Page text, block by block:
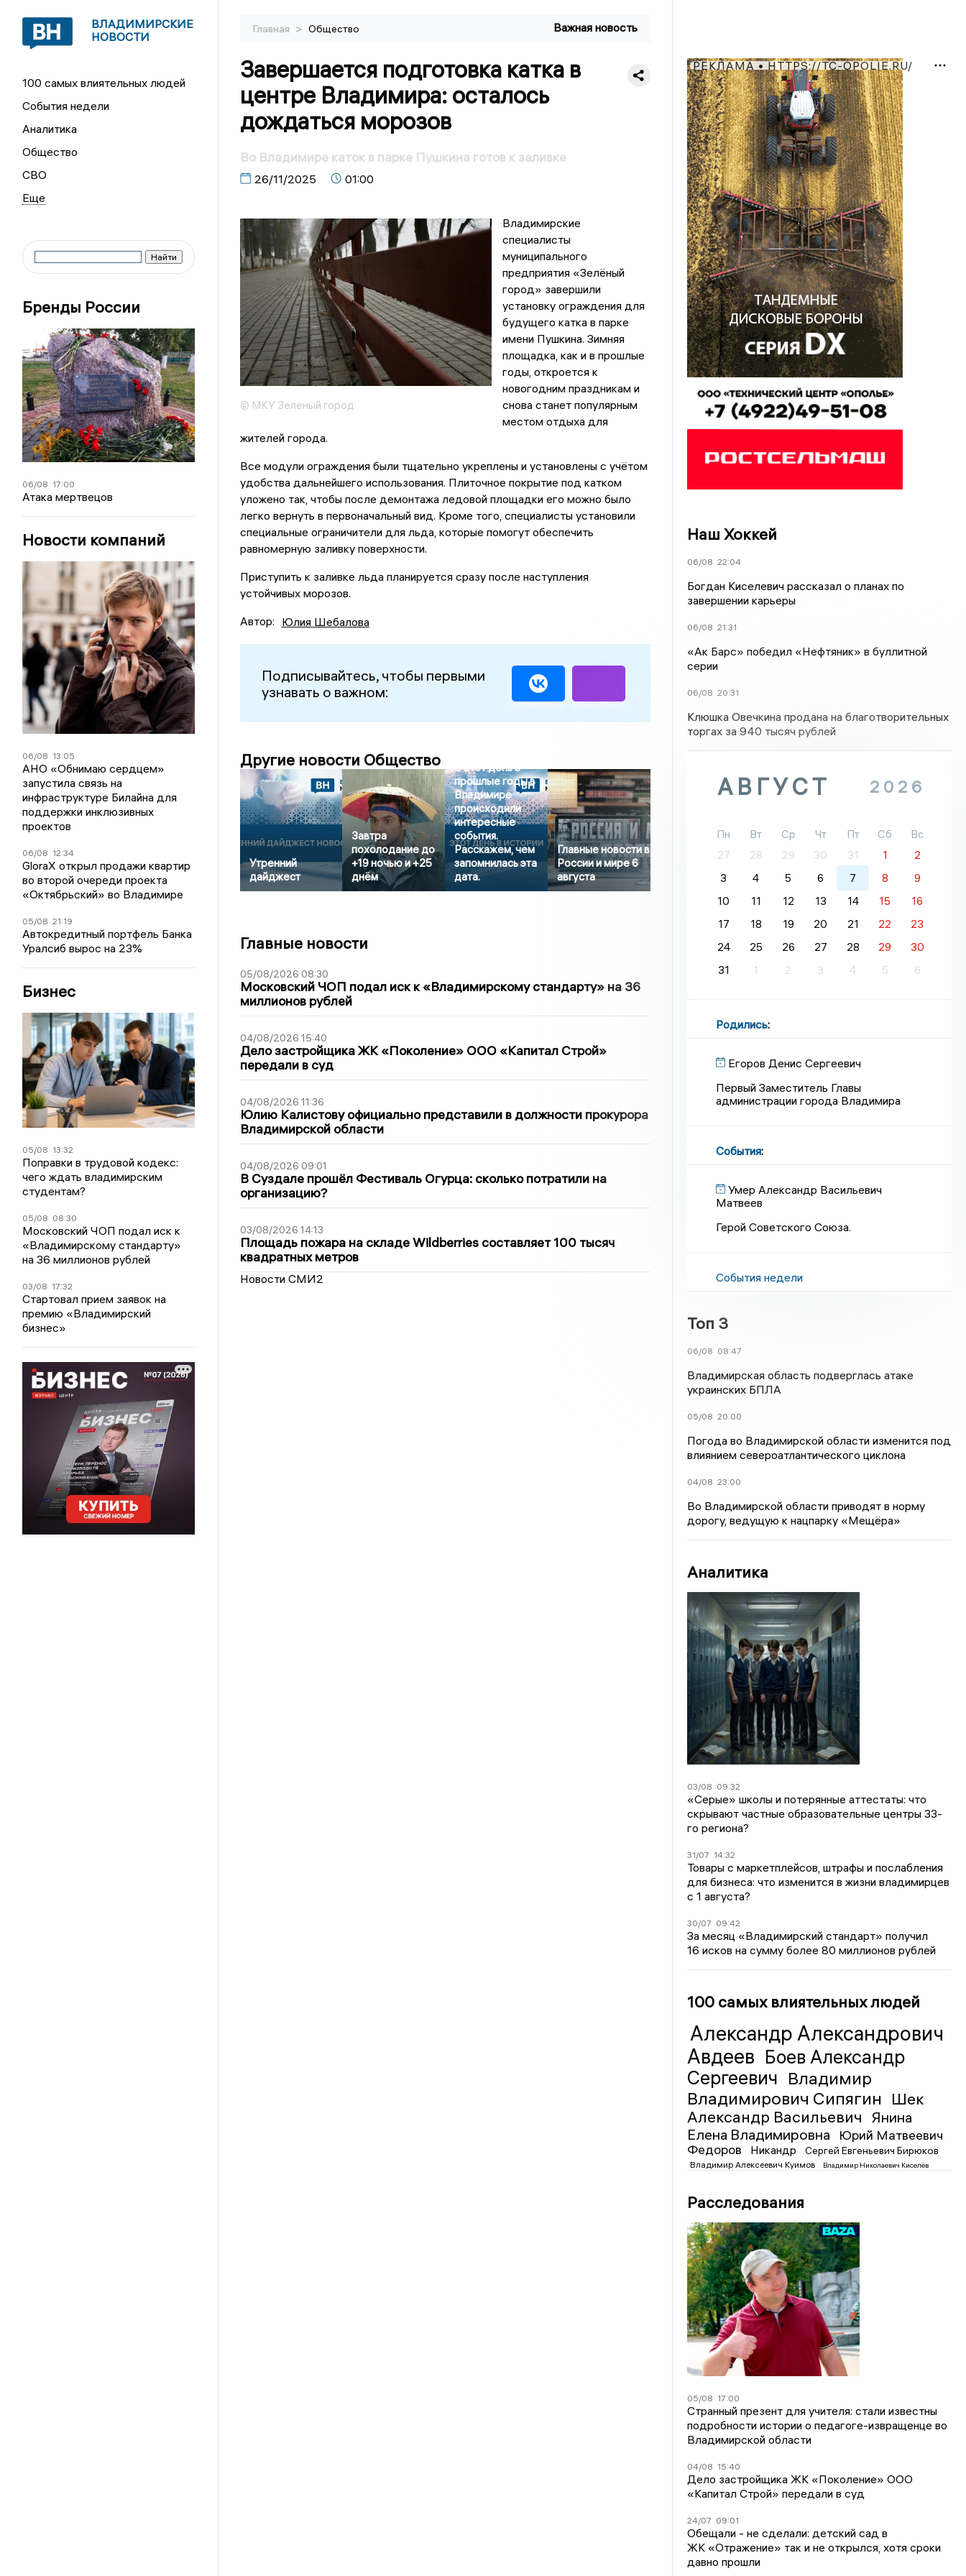
ВЛАДИМИРСКИЕ
НОВОСТИ
100 самых влиятельных людей
События недели
Аналитика
Общество
СВО
Бренды России
06/08 17:00
Атака мертвецов
Новости компаний
06/08 13:05
АНО «Обнимаю сердцем»
запустила связь на
инфраструктуре Билайна для
поддержки инклюзивных
проектов
06/08 12:34
GloraX открыл продажи квартир
во второй очереди проекта
«Октябрьский» во Владимире
05/08 21:19
Автокредитный портфель Банка
Уралсиб вырос на 23%
Бизнес
05/08 13:32
Поправки в трудовой кодекс:
чего ждать владимирским
студентам?
05/08 08:30
Московский ЧОП подал иск к
«Владимирскому стандарту»
на 36 миллионов рублей
03/08 17:32
Стартовал прием заявок на
премию «Владимирский
бизнес»
Главная > Общество Важная новость
Завершается подготовка катка в
центре Владимира: осталось
дождаться морозов
Во Владимире каток в парке Пушкина готов к заливке
26/11/2025 01:00
© МКУ Зеленый город
Владимирские
специалисты
муниципального
предприятия «Зелёный
город» завершили
установку ограждения для
будущего катка в парке
имени Пушкина. Зимняя
площадка, как и в прошлые
годы, откроется к
новогодним праздникам и
снова станет популярным
местом отдыха для
жителей города.
Все модули ограждения были тщательно укреплены и установлены с учётом
удобства дальнейшего использования. Плиточное покрытие под катком
уложено так, чтобы после демонтажа ледовой площадки его можно было
легко вернуть в первоначальный вид. Кроме того, специалисты установили
специальные ограничители для льда, которые помогут обеспечить
равномерную заливку поверхности.
Приступить к заливке льда планируется сразу после наступления
устойчивых морозов.
Автор: Юлия Шебалова
Подписывайтесь, чтобы первыми
узнавать о важном:
Другие новости Общество
Утренний
дайджест
Завтра
похолодание до
+19 ночью и +25
днём
В этот день в
прошлые годы в
Владимире
происходили
интересные
события.
Расскажем, чем
запомнилась эта
дата.
Главные новости в
России и мире 6
августа
Главные новости
05/08/2026 08:30
Московский ЧОП подал иск к «Владимирскому стандарту» на 36
миллионов рублей
04/08/2026 15:40
Дело застройщика ЖК «Поколение» ООО «Капитал Строй»
передали в суд
04/08/2026 11:36
Юлию Калистову официально представили в должности прокурора
Владимирской области
04/08/2026 09:01
В Суздале прошёл Фестиваль Огурца: сколько потратили на
организацию?
03/08/2026 14:13
Площадь пожара на складе Wildberries составляет 100 тысяч
квадратных метров
Новости СМИ2
РЕКЛАМА • HTTPS://TC-OPOLIE.RU/
Наш Хоккей
06/08 22:04
Богдан Киселевич рассказал о планах по
завершении карьеры
06/08 21:31
«Ак Барс» победил «Нефтяник» в буллитной
серии
06/08 20:31
Клюшка Овечкина продана на благотворительных
торгах за 940 тысяч рублей
АВГУСТ 2026
Пн Вт Ср Чт Пт Сб
Вс
27
28 29 30 31 1
2
3
4 5 6 7 8
9
10
11 12 13 14 15
16
17
18 19 20 21 22
23
24
25 26 27 28 29
30
31
1 2 3 4 5 6
Родились:
Егоров Денис Сергеевич
Первый Заместитель Главы
администрации города Владимира
События:
Умер Александр Васильевич
Матвеев
Герой Советского Союза.
События недели
Топ 3
06/08 08:47
Владимирская область подверглась атаке
украинских БПЛА
05/08 20:00
Погода во Владимирской области изменится под
влиянием североатлантического циклона
04/08 23:00
Во Владимирской области приводят в норму
дорогу, ведущую к нацпарку «Мещёра»
Аналитика
03/08 09:32
«Серые» школы и потерянные аттестаты: что
скрывают частные образовательные центры 33-
го региона?
31/07 14:32
Товары с маркетплейсов, штрафы и послабления
для бизнеса: что изменится в жизни владимирцев
с 1 августа?
30/07 09:42
За месяц «Владимирский стандарт» получил
16 исков на сумму более 80 миллионов рублей
100 самых влиятельных людей
Александр Александрович
Авдеев Боев Александр
Сергеевич Владимир
Владимирович Сипягин Шек
Александр Васильевич
Янина
Елена Владимировна
Юрий Матвеевич
Федоров
Никандр Сергей Евгеньевич Бирюков
Владимир Алексеевич Куимов Владимир Николаевич Киселёв
Расследования
05/08 17:00
Странный презент для учителя: стали известны
подробности истории о педагоге-извращенце во
Владимирской области
04/08 15:40
Дело застройщика ЖК «Поколение» ООО
«Капитал Строй» передали в суд
24/07 09:01
Обещали - не сделали: детский сад в
ЖК «Отражение» так и не открылся, хотя сроки
давно прошли